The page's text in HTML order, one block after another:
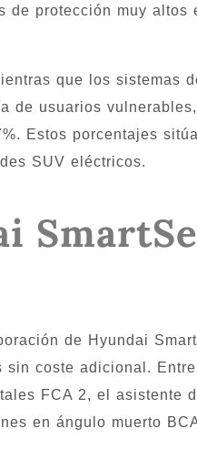
de protección muy altos
que los sistemas
de usuarios
Estos porcentajes
SUV eléctricos.
de Hyundai
sin coste adicional.
FCA 2, el asistente
en ángulo muerto